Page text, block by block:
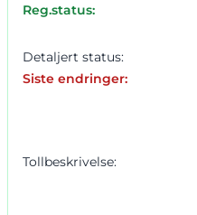
Reg.status:
Detaljert status:
Siste endringer:
Tollbeskrivelse: